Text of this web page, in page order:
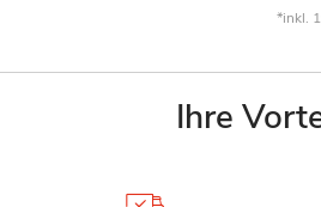
*inkl.
Ihre